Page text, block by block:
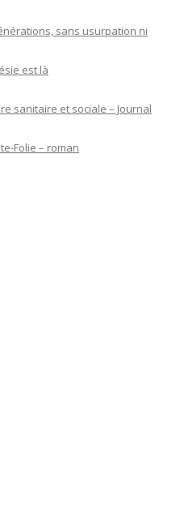
sans usurpation ni
est là
sanitaire et sociale – Journal
Folie – roman